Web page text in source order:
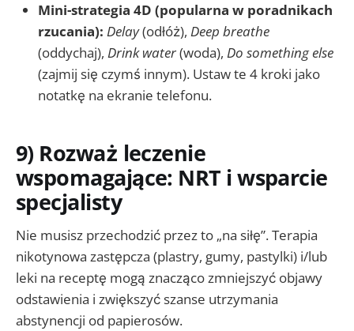
Mini-strategia 4D (popularna w poradnikach
rzucania): Delay(odłóż), Deep breathe
(oddychaj), Drink water(woda), Do something else
(zajmij się czymś innym). Ustaw te 4 kroki jako
notatkę na ekranie telefonu.
9) Rozważ leczenie
wspomagające: NRT i wsparcie
specjalisty
Nie musisz przechodzić przez to „na siłę”. Terapia
nikotynowa zastępcza (plastry, gumy, pastylki) i/lub
leki na receptę mogą znacząco zmniejszyć objawy
odstawienia i zwiększyć szanse utrzymania
abstynencji od papierosów.